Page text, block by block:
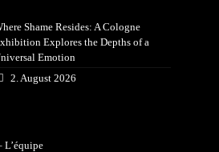
Shame Resides: A Cologne
Explores the Depths of a
Emotion
2. August 2026